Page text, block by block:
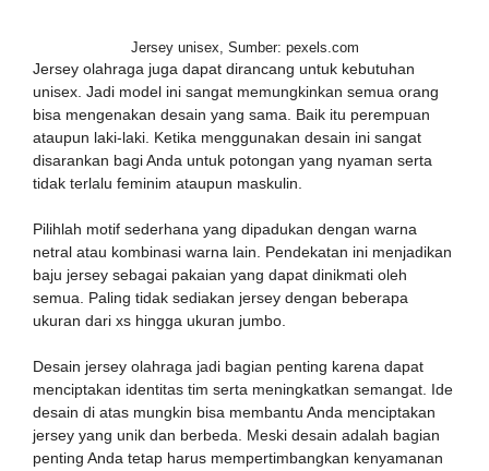
Jersey unisex, Sumber: pexels.com
Jersey olahraga juga dapat dirancang untuk kebutuhan
unisex. Jadi model ini sangat memungkinkan semua orang
bisa mengenakan desain yang sama. Baik itu perempuan
ataupun laki-laki. Ketika menggunakan desain ini sangat
disarankan bagi Anda untuk potongan yang nyaman serta
tidak terlalu feminim ataupun maskulin.
Pilihlah motif sederhana yang dipadukan dengan warna
netral atau kombinasi warna lain. Pendekatan ini menjadikan
baju jersey sebagai pakaian yang dapat dinikmati oleh
semua. Paling tidak sediakan jersey dengan beberapa
ukuran dari xs hingga ukuran jumbo.
Desain jersey olahraga jadi bagian penting karena dapat
menciptakan identitas tim serta meningkatkan semangat. Ide
desain di atas mungkin bisa membantu Anda menciptakan
jersey yang unik dan berbeda. Meski desain adalah bagian
penting Anda tetap harus mempertimbangkan kenyamanan